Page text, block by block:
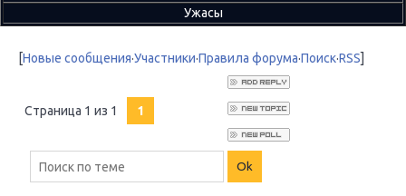
Ужасы
[Новые сообщения·Участники·Правила форума·Поиск·RSS]
Страница 1 из 1 1